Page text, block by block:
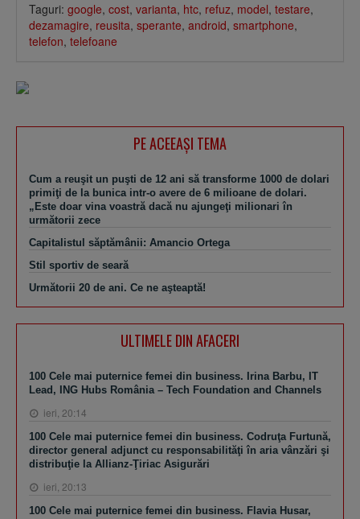
Taguri: google, cost, varianta, htc, refuz, model, testare,
dezamagire, reusita, sperante, android, smartphone,
telefon, telefoane
PE ACEEAŞI TEMA
Cum a reuşit un puşti de 12 ani să transforme 1000 de dolari
primiţi de la bunica intr-o avere de 6 milioane de dolari.
„Este doar vina voastră dacă nu ajungeţi milionari în
următorii zece
Capitalistul săptămânii: Amancio Ortega
Stil sportiv de seară
Următorii 20 de ani. Ce ne aşteaptă!
ULTIMELE DIN AFACERI
100 Cele mai puternice femei din business. Irina Barbu, IT
Lead, ING Hubs România – Tech Foundation and Channels
ieri, 20:14
100 Cele mai puternice femei din business. Codruţa Furtună,
director general adjunct cu responsabilităţi în aria vânzări şi
distribuţie la Allianz-Ţiriac Asigurări
ieri, 20:13
100 Cele mai puternice femei din business. Flavia Husar,